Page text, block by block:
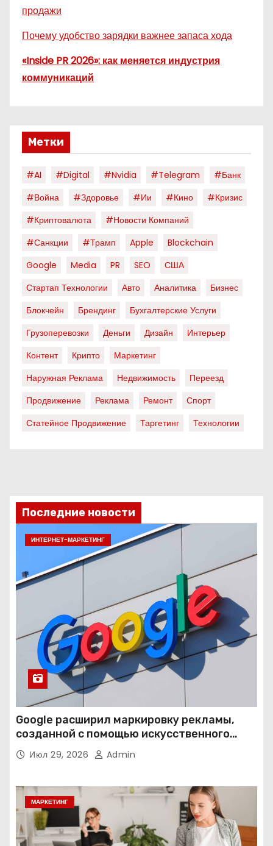
продажи
Почему удобство зарядки важнее запаса хода
«Inside PR 2026»: как меняется индустрия
коммуникаций
Метки
#AI #digital #nvidia #telegram
#банк
#война
#здоровье #ии #кино
#кризис
#криптовалюта
#новости Компаний
#санкции
#трамп Apple
Blockchain
Google
Media PR SEO
США
Стартап Технологии
Авто Аналитика
Бизнес
Блокчейн
Брендинг
Бухгалтерские Услуги
Грузоперевозки
Деньги Дизайн
Интерьер
Контент
Крипто
Маркетинг
Наружная Реклама
Недвижимость
Переезд
Продвижение
Реклама Ремонт
Спорт
Статейное Продвижение
Таргетинг Технологии
Последние новости
ИНТЕРНЕТ-МАРКЕТИНГ
Google расширил маркировку рекламы,
созданной с помощью искусственного
интеллекта
Июл 29, 2026 Admin
МАРКЕТИНГ